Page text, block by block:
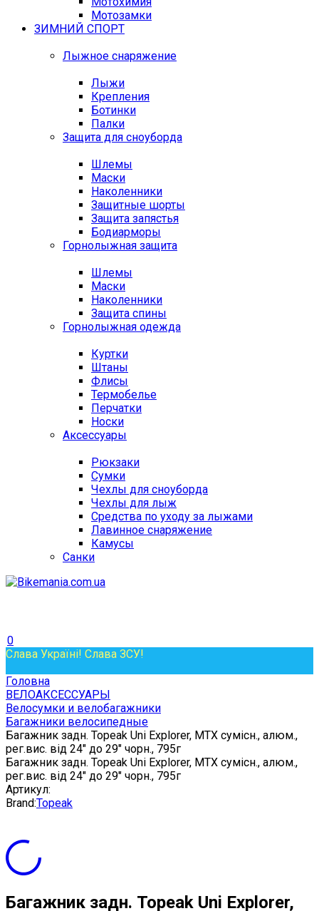
Мотозамки
ЗИМНИЙ СПОРТ
Лыжное снаряжение
Лыжи
Крепления
Ботинки
Палки
Защита для сноуборда
Шлемы
Маски
Наколенники
Защитные шорты
Защита запястья
Бодиарморы
Горнолыжная защита
Шлемы
Маски
Наколенники
Защита спины
Горнолыжная одежда
Куртки
Штаны
Флисы
Термобелье
Перчатки
Носки
Аксессуары
Рюкзаки
Сумки
Чехлы для сноуборда
Чехлы для лыж
Средства по уходу за лыжами
Лавинное снаряжение
Камусы
Санки
0
Слава Україні! Слава ЗСУ!
Головна
ВЕЛОАКСЕССУАРЫ
Велосумки и велобагажники
Багажники велосипедные
Багажник задн. Topeak Uni Explorer, MTX сумісн., алюм.,
рег.вис. від 24" до 29" чорн., 795г
Багажник задн. Topeak Uni Explorer, MTX сумісн., алюм.,
рег.вис. від 24" до 29" чорн., 795г
Артикул:
Brand:Topeak
Багажник задн. Topeak Uni Explorer,